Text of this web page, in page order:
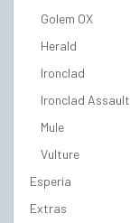
Golem OX
Herald
Ironclad
Ironclad Assault
Mule
Vulture
Esperia
Extras